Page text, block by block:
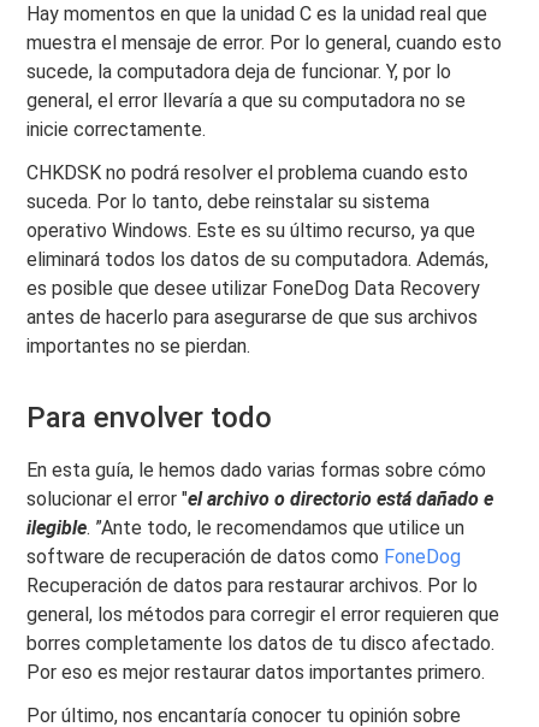
Hay momentos en que la unidad C es la unidad real que
muestra el mensaje de error. Por lo general, cuando esto
sucede, la computadora deja de funcionar. Y, por lo
general, el error llevaría a que su computadora no se
inicie correctamente.
CHKDSK no podrá resolver el problema cuando esto
suceda. Por lo tanto, debe reinstalar su sistema
operativo Windows. Este es su último recurso, ya que
eliminará todos los datos de su computadora. Además,
es posible que desee utilizar FoneDog Data Recovery
antes de hacerlo para asegurarse de que sus archivos
importantes no se pierdan.
Para envolver todo
En esta guía, le hemos dado varias formas sobre cómo
solucionar el error "el archivo o directorio está dañado e
ilegible. ”Ante todo, le recomendamos que utilice un
software de recuperación de datos como FoneDog
Recuperación de datos para restaurar archivos. Por lo
general, los métodos para corregir el error requieren que
borres completamente los datos de tu disco afectado.
Por eso es mejor restaurar datos importantes primero.
Por último, nos encantaría conocer tu opinión sobre